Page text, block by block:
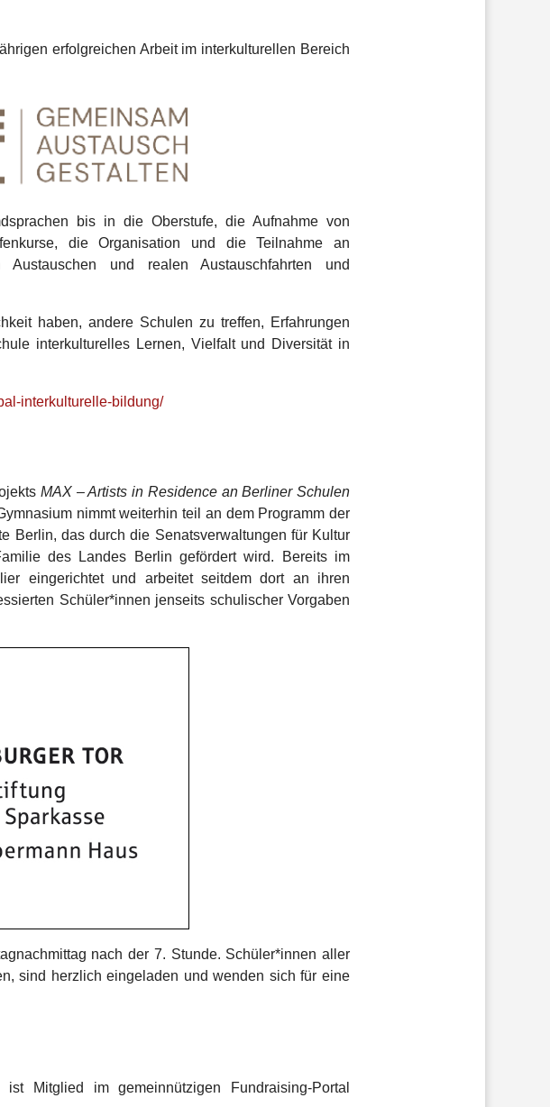
erfolgreichen Arbeit im interkulturellen Bereich
bis in die Oberstufe, die Aufnahme von
die Organisation und die Teilnahme an
und realen Austauschfahrten und
haben, andere Schulen zu treffen, Erfahrungen
interkulturelles Lernen, Vielfalt und Diversität in
interkulturelle-bildung/
MAX – Artists in Residence an Berliner Schulen
nimmt weiterhin teil an dem Programm der
Berlin, das durch die Senatsverwaltungen für Kultur
des Landes Berlin gefördert wird. Bereits im
eingerichtet und arbeitet seitdem dort an ihren
Schüler*innen jenseits schulischer Vorgaben
nach der 7. Stunde. Schüler*innen aller
sind herzlich eingeladen und wenden sich für eine
Mitglied im gemeinnützigen Fundraising-Portal